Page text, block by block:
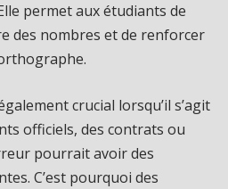
permet aux étudiants de
des nombres et de renforcer
crucial lorsqu’il s’agit
officiels, des contrats ou
pourrait avoir des
C’est pourquoi des